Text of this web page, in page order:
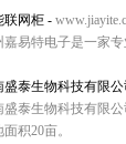
联网柜 -
嘉易特电子是一家
盛泰生物科技有限公
盛泰生物科技有限
积20亩。